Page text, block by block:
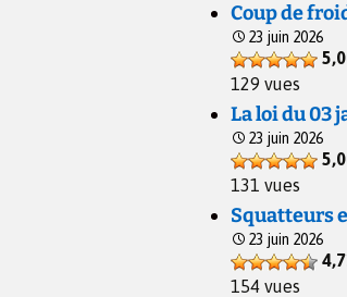
Coup de
23 juin 2026
129 vues
La loi du 03
23 juin 2026
131 vues
Squatteurs
23 juin 2026
154 vues